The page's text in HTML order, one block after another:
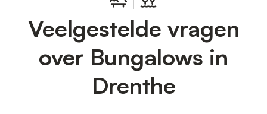
Veelgestelde vragen
over Bungalows in
Drenthe